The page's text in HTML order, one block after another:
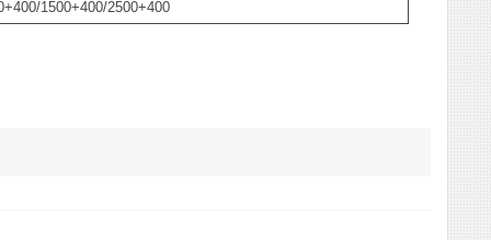
1500+400/2500+400